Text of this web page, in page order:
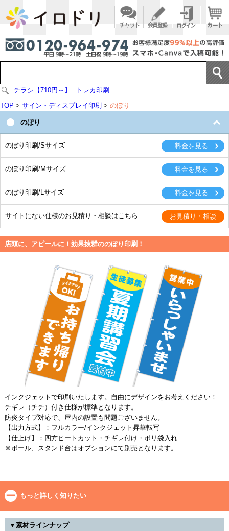
チラシ【710円～】
トレカ印刷
TOP > サイン・ディスプレイ印刷 > のぼり
のぼり
のぼり印刷/Sサイズ
のぼり印刷/Mサイズ
のぼり印刷/Lサイズ
サイトにない仕様のお見積り・相談はこちら
店頭に、アピールに！効果抜群ののぼり印刷！
インクジェットで印刷いたします。自由にデザインをお考えください！
チギレ（チチ）付き仕様が標準となります。
防炎タイプ対応で、屋内の設置も問題ございません。
【出力方式】：フルカラー/インクジェット昇華転写
【仕上げ】：四方ヒートカット・チギレ付け・ポリ袋入れ
※ポール、スタンド台はオプションにて別売となります。
もっと詳しく知りたい
▼素材ラインナップ